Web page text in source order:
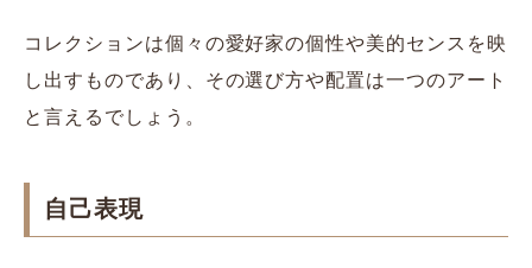
コレクションは個々の愛好家の個性や美的センスを映
し出すものであり、その選び方や配置は一つのアート
と言えるでしょう。
自己表現